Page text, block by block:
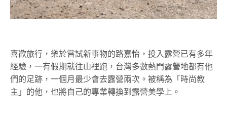
喜歡旅行，樂於嘗試新事物的路嘉怡，投入露營已有多年
經驗，一有假期就往山裡跑，台灣多數熱門露營地都有他
們的足跡，一個月最少會去露營兩次。被稱為「時尚教
主」的他，也將自己的專業轉換到露營美學上。